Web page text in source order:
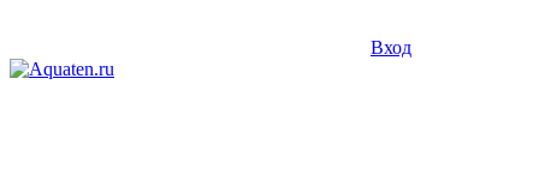
Вход